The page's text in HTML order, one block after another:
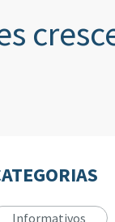
Informativos